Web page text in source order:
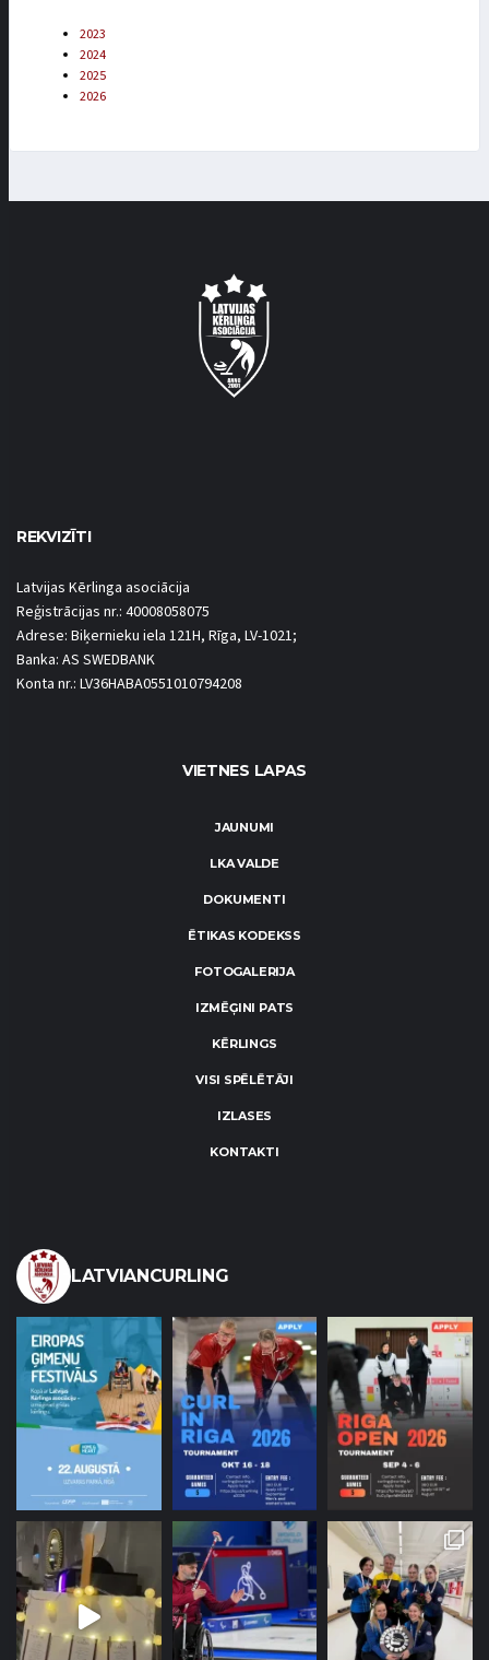
2023
2024
2025
2026
REKVIZĪTI
Latvijas Kērlinga asociācija
Reģistrācijas nr.: 40008058075
Adrese: Biķernieku iela 121H, Rīga, LV-1021;
Banka: AS SWEDBANK
Konta nr.: LV36HABA0551010794208
VIETNES LAPAS
JAUNUMI
LKA VALDE
DOKUMENTI
ĒTIKAS KODEKSS
FOTOGALERIJA
IZMĒĢINI PATS
KĒRLINGS
VISI SPĒLĒTĀJI
IZLASES
KONTAKTI
LATVIANCURLING